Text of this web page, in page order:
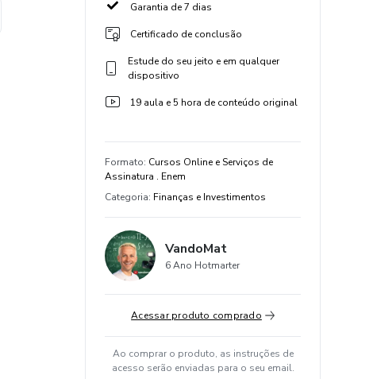
Garantia de 7 dias
Certificado de conclusão
Estude do seu jeito e em qualquer
dispositivo
19 aula e 5 hora de conteúdo original
Formato: Cursos Online e Serviços de
Assinatura . Enem
Categoria: Finanças e Investimentos
VandoMat
6 Ano Hotmarter
Acessar produto comprado
Ao comprar o produto, as instruções de
acesso serão enviadas para o seu email.